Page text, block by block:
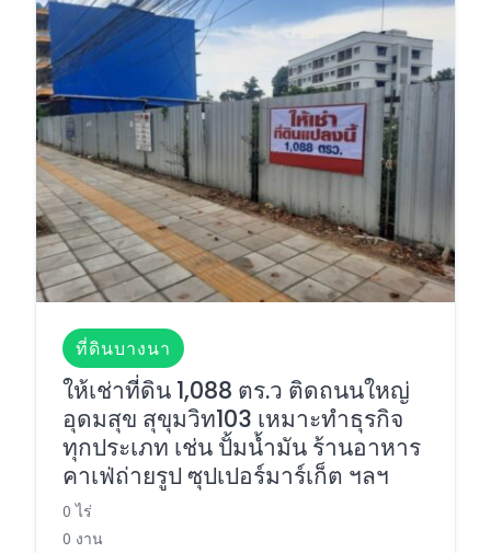
ที่ดินบางนา
ให้เช่าที่ดิน 1,088 ตร.ว ติดถนนใหญ่
อุดมสุข สุขุมวิท103 เหมาะทำธุรกิจ
ทุกประเภท เช่น ปั้มน้ำมัน ร้านอาหาร
คาเฟ่ถ่ายรูป ซุปเปอร์มาร์เก็ต ฯลฯ
0 ไร่
0 งาน